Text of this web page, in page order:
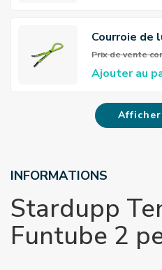
Courroie
Stardupp
Prix ​​de vente
Ajouter au
INFORMATIONS
Stardupp
Funtube 2